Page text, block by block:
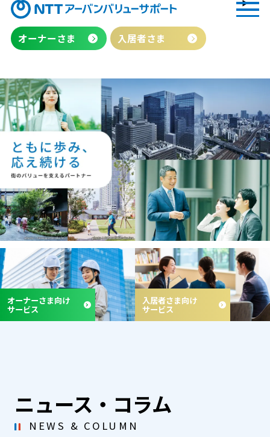
オーナーさま 入居者さま
オーナーさま向け
サービス
入居者さま向け
サービス
ニュース・コラム
NEWS & COLUMN